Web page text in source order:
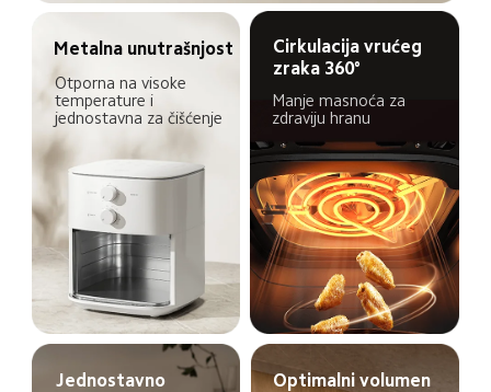
Cirkulacija vrućeg
zraka 360°
Manje masnoća za
zdraviju hranu
Metalna unutrašnjost
Otporna na visoke
temperature i
jednostavna za čišćenje
Jednostavno
Optimalni volumen